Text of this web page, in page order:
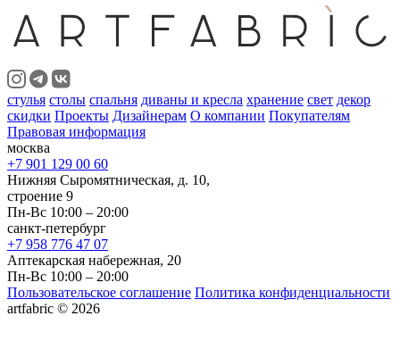
стулья столы спальня диваны и кресла хранение свет декор
скидки Проекты Дизайнерам О компании Покупателям
Правовая информация
москва
+7 901 129 00 60
Нижняя Сыромятническая, д. 10,
строение 9
Пн-Вс 10:00 – 20:00
санкт-петербург
+7 958 776 47 07
Аптекарская набережная, 20
Пн-Вс 10:00 – 20:00
Пользовательское соглашение Политика конфиденциальности
artfabric © 2026